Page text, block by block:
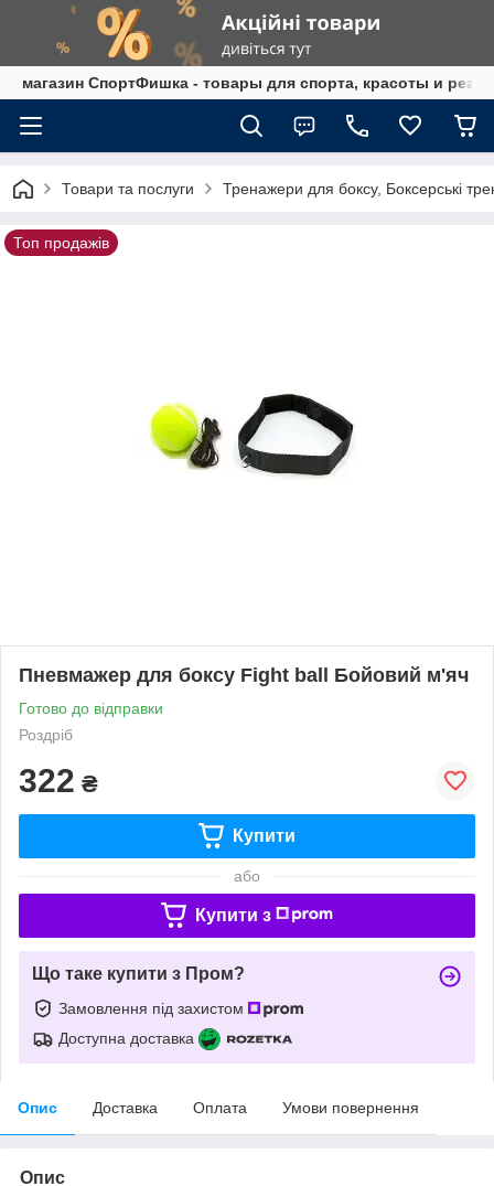
магазин СпортФишка - товары для спорта, красоты и
Товари та послуги Тренажери для боксу, Боксерські
Топ продажів
Пневмажер для боксу Fight ball Бойовий м'яч
Готово до відправки
Роздріб
322 ₴
Купити
або
Купити з
Що таке купити з Пром?
Замовлення під захистом
Доступна доставка
Опис Доставка Оплата Умови повернення
Опис